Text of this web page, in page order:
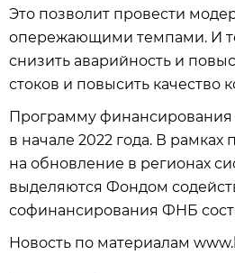
Это позволит провести
опережающими темпами. И
снизить аварийность и
стоков и повысить качество
Программу финансирования
в начале 2022 года. В
на обновление в регионах
выделяются Фондом
софинансирования ФНБ
Новость по материалам